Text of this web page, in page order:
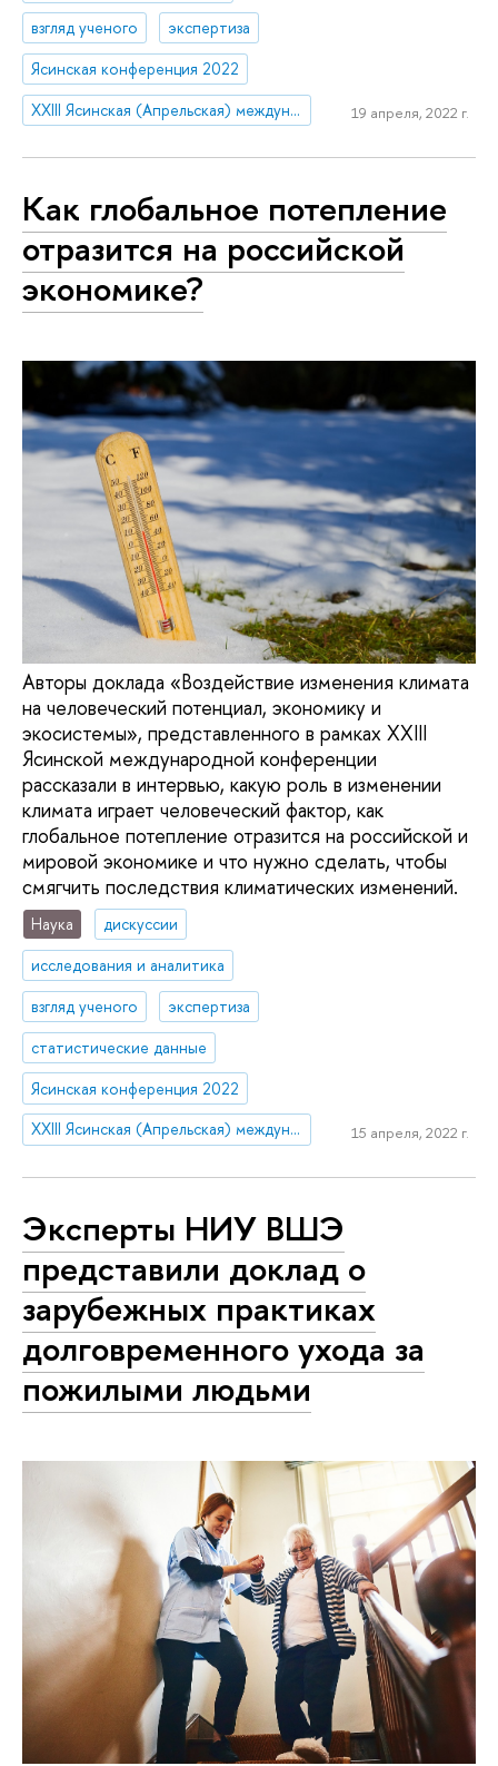
взгляд ученого
экспертиза
Ясинская конференция 2022
XXIII Ясинская (Апрельская) международная научная конференция по проблемам развития экономики и общества
19 апреля, 2022 г.
Как глобальное потепление
отразится на российской
экономике?
Авторы доклада «Воздействие изменения климата
на человеческий потенциал, экономику и
экосистемы», представленного в рамках XXIII
Ясинской международной конференции
рассказали в интервью, какую роль в изменении
климата играет человеческий фактор, как
глобальное потепление отразится на российской и
мировой экономике и что нужно сделать, чтобы
смягчить последствия климатических изменений.
Наука
дискуссии
исследования и аналитика
взгляд ученого
экспертиза
статистические данные
Ясинская конференция 2022
XXIII Ясинская (Апрельская) международная научная конференция по проблемам развития экономики и общества
15 апреля, 2022 г.
Эксперты НИУ ВШЭ
представили доклад о
зарубежных практиках
долговременного ухода за
пожилыми людьми